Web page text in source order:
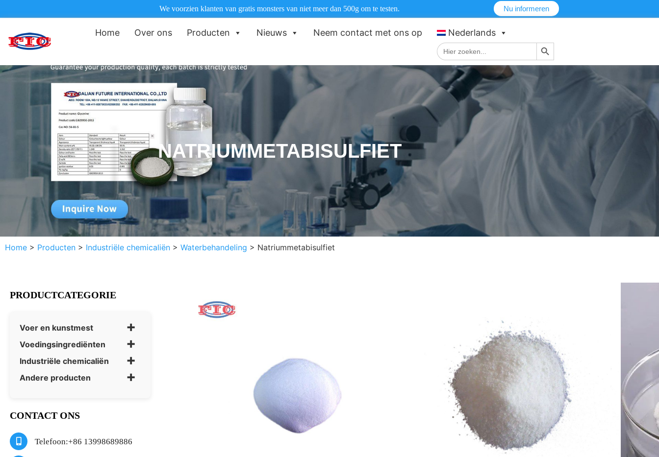
We voorzien klanten van gratis monsters van niet meer dan 500g om te testen. Nu informeren
Home Over ons Producten Nieuws Neem contact met ons op Nederlands
Zoek
naar:
Zoekknop
NATRIUMMETABISULFIET
Home > Producten > Industriële chemicaliën > Waterbehandeling > Natriummetabisulfiet
PRODUCTCATEGORIE
Voer en kunstmest +
Voedingsingrediënten +
Industriële chemicaliën +
Andere producten +
CONTACT ONS
Telefoon:+86 13998689886
SMBS
7681-57-4
Chemische formule Na2S2O5
EINECS (EG) Nr. 231-673-0
Wit poeder